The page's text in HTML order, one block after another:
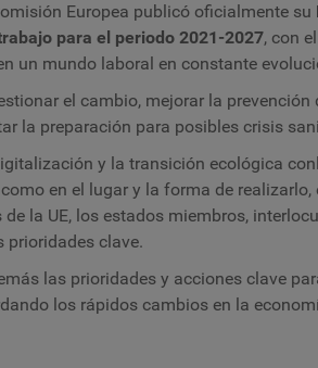
Europea publicó oficialmente su
para el periodo 2021-2027, con
un mundo laboral en constante
el cambio, mejorar la prevención
la preparación para posibles crisis
y la transición ecológica
en el lugar y la forma de
la UE, los estados miembros,
prioridades clave.
las prioridades y acciones clave
los rápidos cambios en la